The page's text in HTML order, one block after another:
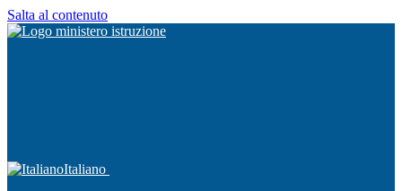
Salta al contenuto
Italiano